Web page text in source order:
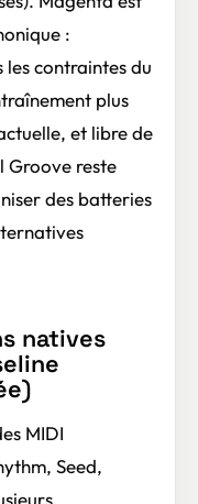
:
contraintes du
plus
et libre de
Groove reste
des batteries
natives
MIDI
Seed,